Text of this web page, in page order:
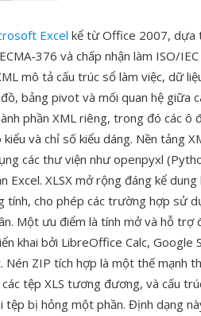
Excel kể từ Office 2007, dựa
376 và chấp nhận làm ISO/
mô tả cấu trúc sổ làm việc, dữ
bảng pivot và mối quan hệ giữa
phần XML riêng, trong đó các ô
và chỉ số kiểu dáng. Nền tảng
các thư viện như openpyxl
Excel. XLSX mở rộng đáng kể
tính, cho phép các trường hợp sử
Một ưu điểm là tính mở và hỗ trợ
khai bởi LibreOffice Calc, Google
ZIP tích hợp là một thế mạnh
tệp XLS tương đương, và cấu
tệp bị hỏng một phần. Định dạng